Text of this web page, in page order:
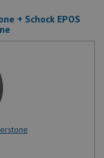
+ Schock EPOS